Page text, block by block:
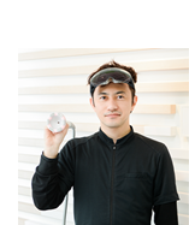
【2026年10月】
《リスキリング補助
リスキリング補助
《SDGs》